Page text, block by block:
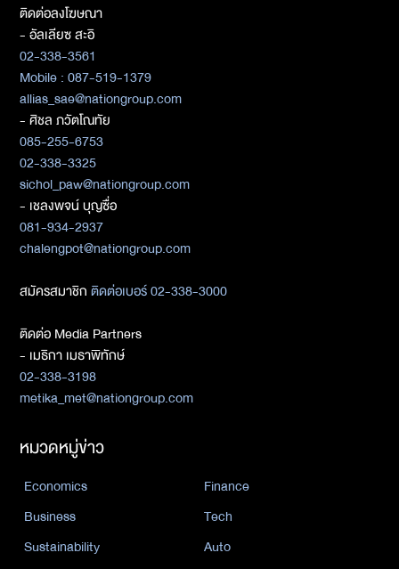
ติดต่อลงโฆษณา
- อัลเลียซ สะอิ
02-338-3561
Mobile : 087-519-1379
allias_sae@nationgroup.com
- ศิชล ภวัตโณทัย
085-255-6753
02-338-3325
sichol_paw@nationgroup.com
- เชลงพจน์ บุญซื่อ
081-934-2937
chalengpot@nationgroup.com
สมัครสมาชิกติดต่อเบอร์ 02-338-3000
ติดต่อ Media Partners
- เมธิกา เมธาพิทักษ์
02-338-3198
metika_met@nationgroup.com
หมวดหมู่ข่าว
Economics
Finance
Business
Tech
Sustainability
Auto